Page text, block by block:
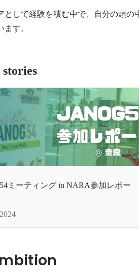
として経験を積む中で、自分の頭
す。
stories
ミーティング in NARA参加レポー